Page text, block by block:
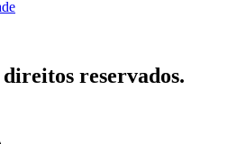
reservados.